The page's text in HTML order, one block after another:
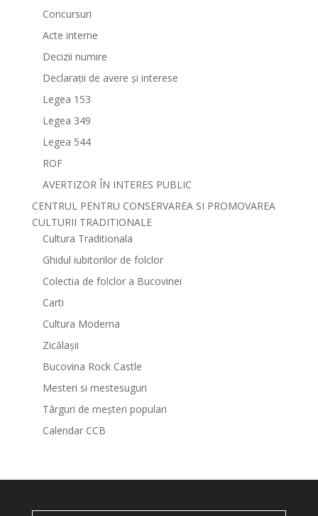
Concursuri
Acte interne
Decizii numire
Declarații de avere și interese
Legea 153
Legea 349
Legea 544
ROF
AVERTIZOR ÎN INTERES PUBLIC
CENTRUL PENTRU CONSERVAREA SI PROMOVAREA
CULTURII TRADITIONALE
Cultura Traditionala
Ghidul iubitorilor de folclor
Colectia de folclor a Bucovinei
Carti
Cultura Moderna
Zicălașii
Bucovina Rock Castle
Mesteri si mestesuguri
Târguri de meșteri populari
Calendar CCB